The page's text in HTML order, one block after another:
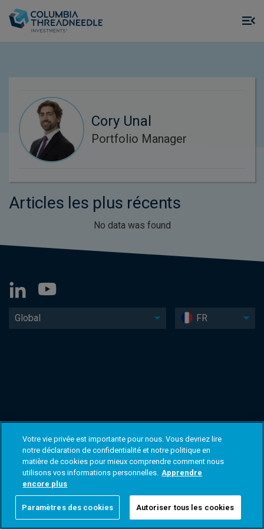
Cory Unal
Portfolio Manager
Articles les plus récents
No data was found
Global FR
Votre vie privée est importante pour nous. Vous devriez lire
notre déclaration de confidentialité et notre politique en
matière de cookies pour mieux comprendre comment nous
utilisons vos informations personnelles. Apprendre
encore plus
Paramètres des cookies Autoriser tous les cookies